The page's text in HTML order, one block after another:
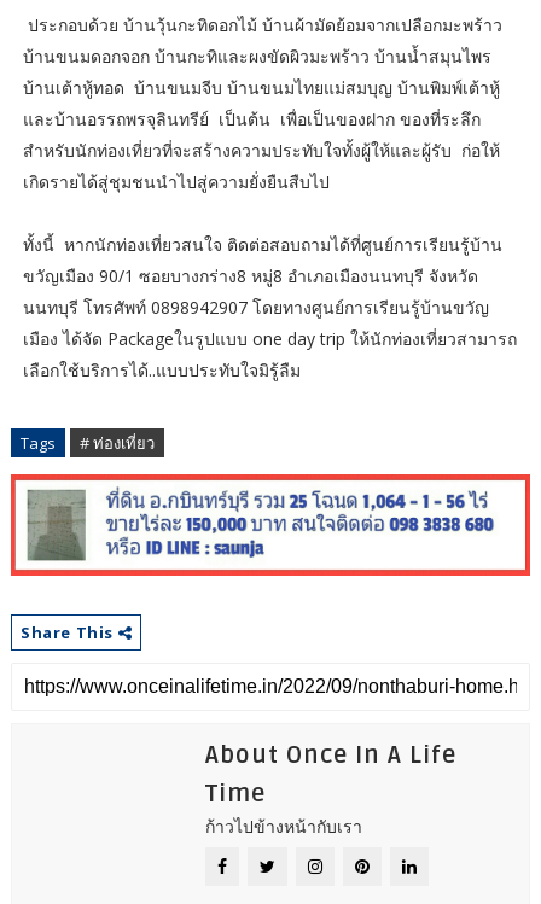
ประกอบด้วย บ้านวุ้นกะทิดอกไม้ บ้านผ้ามัดย้อมจากเปลือกมะพร้าว
บ้านขนมดอกจอก บ้านกะทิและผงขัดผิวมะพร้าว บ้านน้ำสมุนไพร
บ้านเต้าหู้ทอด บ้านขนมจีบ บ้านขนมไทยแม่สมบุญ บ้านพิมพ์เต้าหู้
และบ้านอรรถพรจุลินทรีย์ เป็นต้น เพื่อเป็นของฝาก ของที่ระลึก
สำหรับนักท่องเที่ยวที่จะสร้างความประทับใจทั้งผู้ให้และผู้รับ ก่อให้
เกิดรายได้สู่ชุมชนนำไปสู่ความยั่งยืนสืบไป
ทั้งนี้ หากนักท่องเที่ยวสนใจ ติดต่อสอบถามได้ที่ศูนย์การเรียนรู้บ้าน
ขวัญเมือง 90/1 ซอยบางกร่าง8 หมู่8 อำเภอเมืองนนทบุรี จังหวัด
นนทบุรี โทรศัพท์ 0898942907 โดยทางศูนย์การเรียนรู้บ้านขวัญ
เมือง ได้จัด Packageในรูปแบบ one day trip ให้นักท่องเที่ยวสามารถ
เลือกใช้บริการได้..แบบประทับใจมิรู้ลืม
Tags # ท่องเที่ยว
Share This
About Once In A Life
Time
ก้าวไปข้างหน้ากับเรา